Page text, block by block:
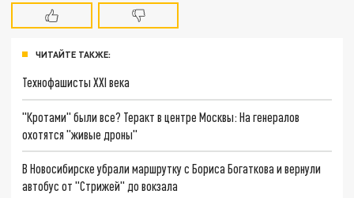
ЧИТАЙТЕ ТАКЖЕ:
Технофашисты XXI века
"Кротами" были все? Теракт в центре Москвы: На генералов
охотятся "живые дроны"
В Новосибирске убрали маршрутку с Бориса Богаткова и вернули
автобус от "Стрижей" до вокзала